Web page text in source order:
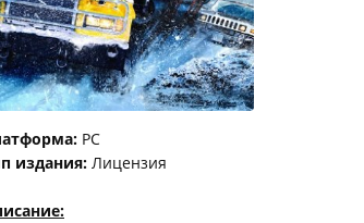
PC
издания: Лицензия